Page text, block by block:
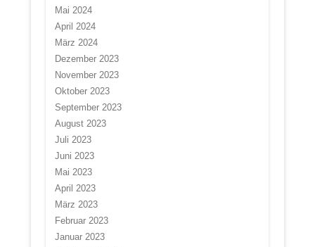
Mai 2024
April 2024
März 2024
Dezember 2023
November 2023
Oktober 2023
September 2023
August 2023
Juli 2023
Juni 2023
Mai 2023
April 2023
März 2023
Februar 2023
Januar 2023